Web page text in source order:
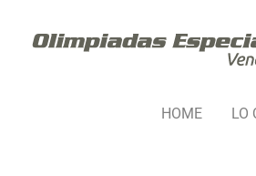
HOME LO